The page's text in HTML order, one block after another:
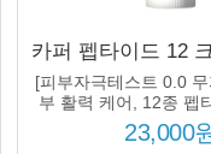
카퍼 펩타이드 12
름 탄력 케어 99%
타이드 함
[피부자극테스트 0.0
부 활력 케어, 12종 펩
펩타이드 + 히알루론
방!
23,000